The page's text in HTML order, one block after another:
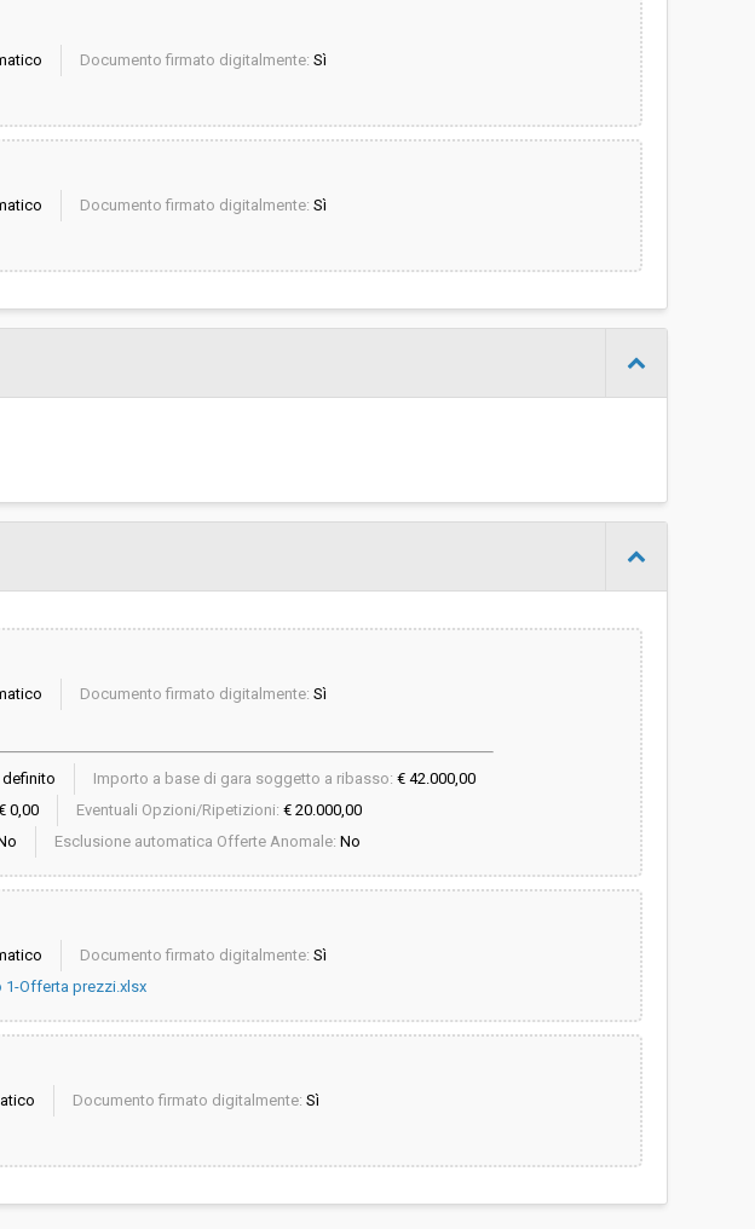
Documento firmato digitalmente: Sì
Documento firmato digitalmente: Sì
Documento firmato digitalmente: Sì
Importo a base di gara soggetto a ribasso: € 42.000,00
0,00 Eventuali Opzioni/Ripetizioni: € 20.000,00
Esclusione automatica Offerte Anomale: No
Documento firmato digitalmente: Sì
Offerta prezzi.xlsx
Documento firmato digitalmente: Sì